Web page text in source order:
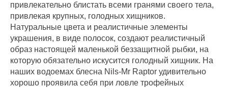
привлекательно блистать всеми гранями своего тела,
привлекая крупных, голодных хищников.
Натуральные цвета и реалистичные элементы
украшения, в виде полосок, создают реалистичный
образ настоящей маленькой беззащитной рыбки, на
которую обязательно искусится голодный хищник. На
наших водоемах блесна Nils-Mr Raptor удивительно
хорошо проявила себя при ловле трофейных